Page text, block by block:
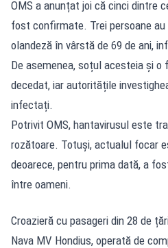
OMS a anunțat joi că cinci dintre
fost confirmate. Trei persoane
olandeză în vârstă de 69 de ani,
De asemenea, soțul acesteia și o
decedat, iar autoritățile
infectați.
Potrivit OMS, hantavirusul este
rozătoare. Totuși, actualul focar
deoarece, pentru prima dată, a
între oameni.
Croazieră cu pasageri din 28 de
Nava MV Hondius, operată de